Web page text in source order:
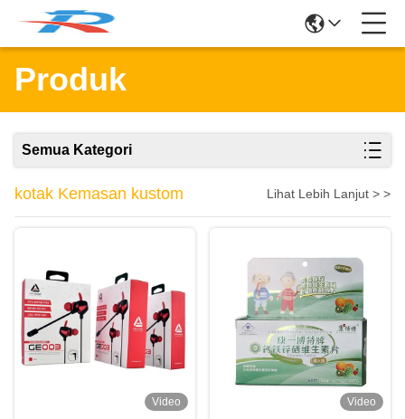
Produk
Semua Kategori
kotak Kemasan kustom Lihat Lebih Lanjut > >
Video Video